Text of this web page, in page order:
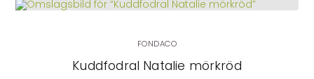
LÄGG I VARUKORG
FONDACO
Kuddfodral Natalie mörkröd